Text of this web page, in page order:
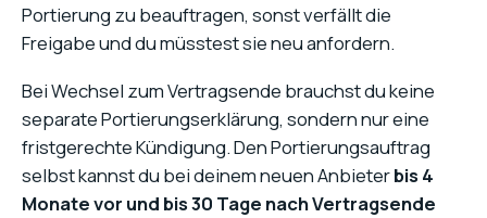
Portierung zu beauftragen, sonst verfällt die
Freigabe und du müsstest sie neu anfordern.
Bei Wechsel zum Vertragsende brauchst du keine
separate Portierungserklärung, sondern nur eine
fristgerechte Kündigung. Den Portierungsauftrag
selbst kannst du bei deinem neuen Anbieterbis 4
Monate vor und bis 30 Tage nach Vertragsende